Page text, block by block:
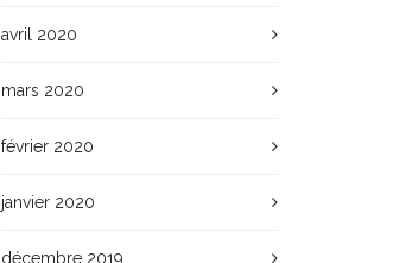
avril 2020
mars 2020
février 2020
janvier 2020
décembre 2019